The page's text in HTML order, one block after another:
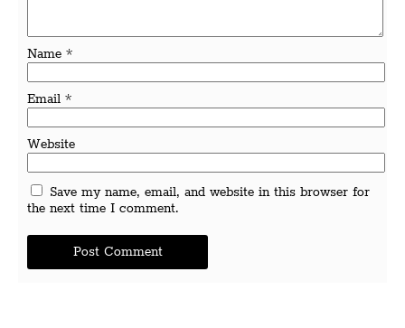
Name *
Email *
Website
Save my name, email, and website in this browser for
the next time I comment.